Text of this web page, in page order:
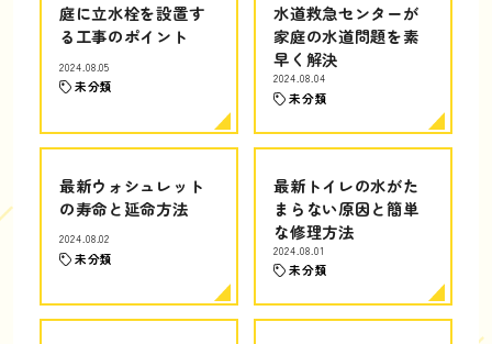
庭に立水栓を設置す
る工事のポイント
2024.08.05
未分類
水道救急センターが
家庭の水道問題を素
早く解決
2024.08.04
未分類
最新ウォシュレット
の寿命と延命方法
2024.08.02
未分類
最新トイレの水がた
まらない原因と簡単
な修理方法
2024.08.01
未分類